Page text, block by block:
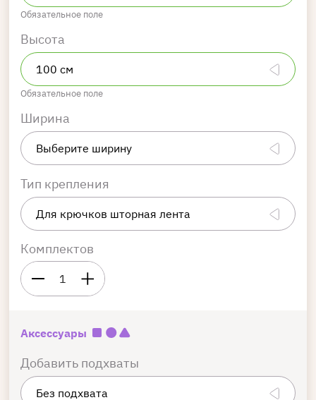
Обязательное поле
Высота
Обязательное поле
Ширина
Тип крепления
Комплектов
1
Аксессуары
Добавить подхваты